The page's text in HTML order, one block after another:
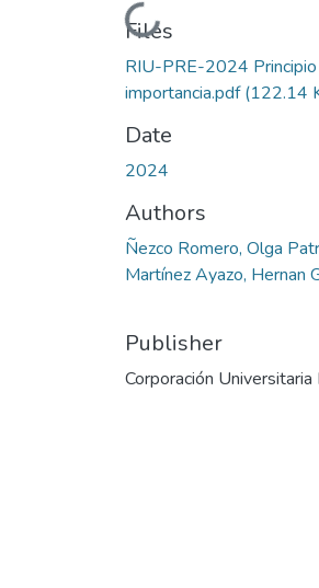
Loading...
Files
RIU-PRE-2024 Principio
importancia.pdf(122.14
Date
2024
Authors
Ñezco Romero, Olga
Martínez Ayazo, Hernan
Publisher
Corporación